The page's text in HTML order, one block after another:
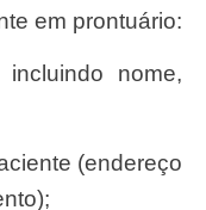
em prontuário: